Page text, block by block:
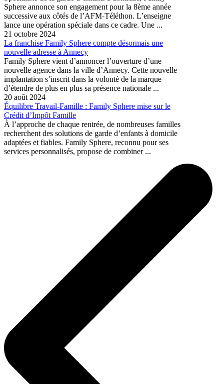
Sphere annonce son engagement pour la 8ème année
successive aux côtés de l’AFM-Téléthon. L’enseigne
lance une opération spéciale dans ce cadre. Une ...
21 octobre 2024
La franchise Family Sphere compte désormais une
nouvelle adresse à Annecy
Family Sphere vient d’annoncer l’ouverture d’une
nouvelle agence dans la ville d’Annecy. Cette nouvelle
implantation s’inscrit dans la volonté de la marque
d’étendre de plus en plus sa présence nationale ...
20 août 2024
Équilibre Travail-Famille : Family Sphere mise sur le
Crédit d’Impôt Famille
À l’approche de chaque rentrée, de nombreuses familles
recherchent des solutions de garde d’enfants à domicile
adaptées et fiables. Family Sphere, reconnu pour ses
services personnalisés, propose de combiner ...